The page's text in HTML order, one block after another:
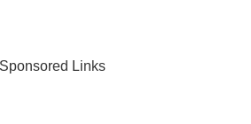
Sponsored Links